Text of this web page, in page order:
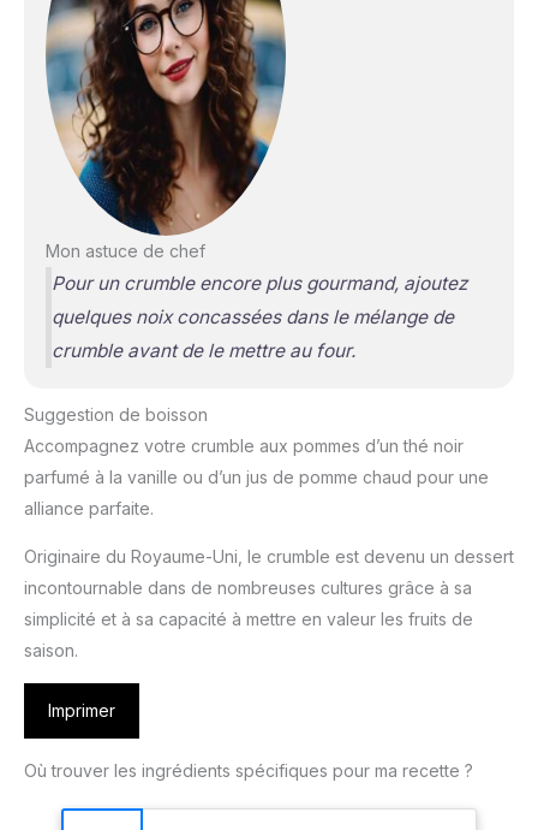
Mon astuce de chef
Pour un crumble encore plus gourmand, ajoutez
quelques noix concassées dans le mélange de
crumble avant de le mettre au four.
Suggestion de boisson
Accompagnez votre crumble aux pommes d’un thé noir
parfumé à la vanille ou d’un jus de pomme chaud pour une
alliance parfaite.
Originaire du Royaume-Uni, le crumble est devenu un dessert
incontournable dans de nombreuses cultures grâce à sa
simplicité et à sa capacité à mettre en valeur les fruits de
saison.
Imprimer
Où trouver les ingrédients spécifiques pour ma recette ?